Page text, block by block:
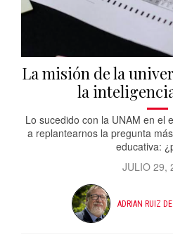
La misión de la
la
Lo sucedido con la UNAM en el
a replantearnos la pregunta
educativa:
JULIO 29,
ADRIAN RUIZ